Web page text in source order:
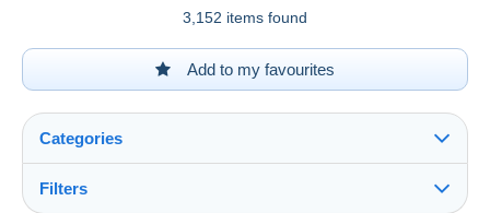
3,152 items found
Add to my favourites
Categories
Filters